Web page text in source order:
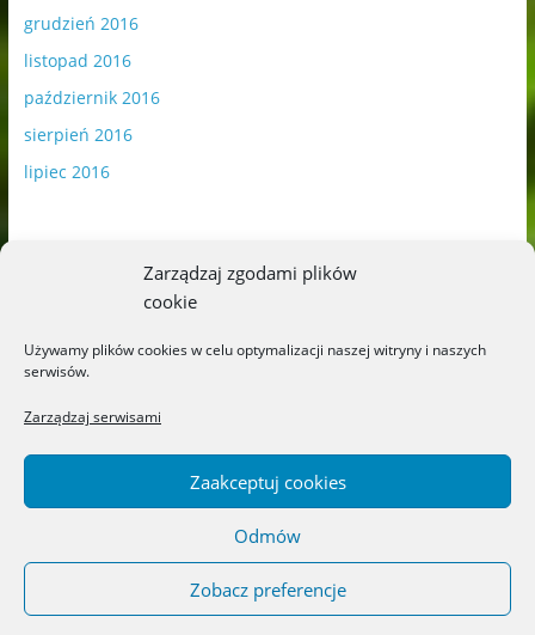
Zarządzaj zgodami plików
cookie
Używamy plików cookies w celu optymalizacji naszej witryny i naszych
serwisów.
Zarządzaj serwisami
Zaakceptuj cookies
Odmów
Zobacz preferencje
grudzień 2016
listopad 2016
październik 2016
sierpień 2016
lipiec 2016
Blog o książkach dla dzieci i młodzieży –
recenzje i rekomendacje. All rights reserved.
Theme: ColorMag byThemeGrill. Powered by